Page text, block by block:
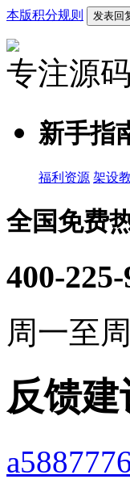
本版积分规则 发表回
专注源
新手指
福利资源 架设
全国免费
400-
周一至
反馈建